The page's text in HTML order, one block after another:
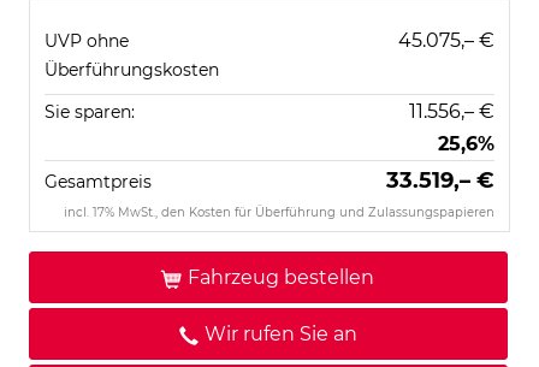
UVP ohne
Überführungskosten
45.075,– €
Sie sparen:
11.556,– €
25,6%
Gesamtpreis 33.519,– €
incl. 17% MwSt., den Kosten für Überführung und Zulassungspapieren
Fahrzeug bestellen
Wir rufen Sie an